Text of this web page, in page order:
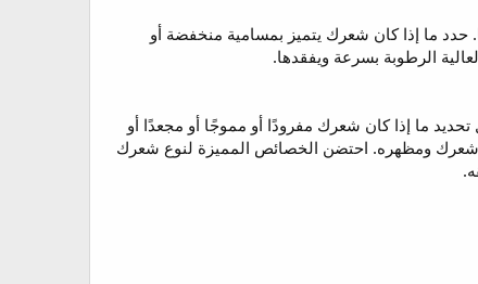
حدد ما إذا كان شعرك يتميز بمسامية منخفضة أو
الرطوبة بسرعة ويفقدها.
ما إذا كان شعرك مفرودًا أو مموجًا أو مجعدًا أو
شعرك ومظهره. احتضن الخصائص المميزة لنوع شعرك